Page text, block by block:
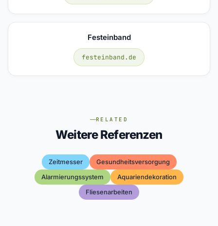
Festeinband
festeinband.de
RELATED
Weitere Referenzen
Zeitmesser
Gesundheitsversorgung
Alarmierungssystem
Aquariendekoration
Fliesenarbeiten